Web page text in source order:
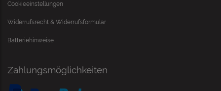
Cookieeinstellungen
Widerrufsrecht & Widerrufsformular
Batteriehinweise
Zahlungsmöglichkeiten